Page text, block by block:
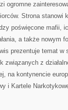
ogromne
Strona stanowi
poświęcone mafii,
a także nowym
prezentuje temat w
związanych z
na kontynencie
i Kartele